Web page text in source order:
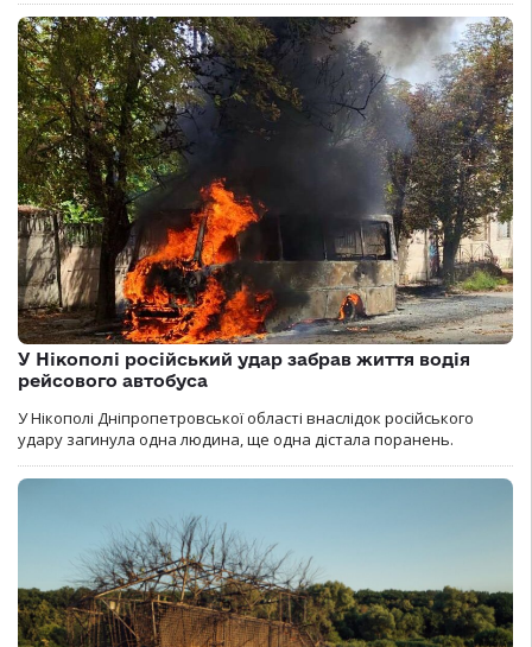
У Нікополі російський удар забрав життя водія
рейсового автобуса
У Нікополі Дніпропетровської області внаслідок російського
удару загинула одна людина, ще одна дістала поранень.